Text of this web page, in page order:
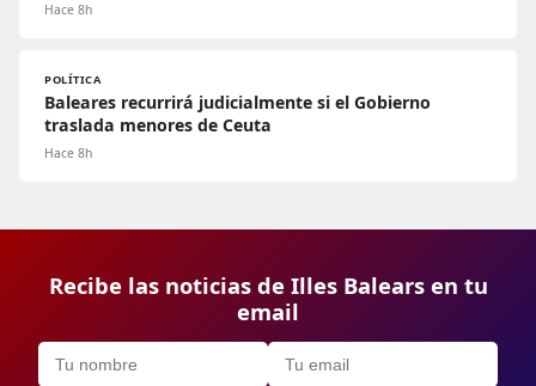
Hace 8h
POLÍTICA
Baleares recurrirá judicialmente si el Gobierno
traslada menores de Ceuta
Hace 8h
Recibe las noticias de Illes Balears en tu
email